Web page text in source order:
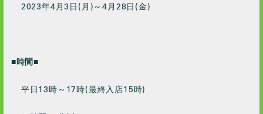
2023年4月3日(月)～4月28日(金)
■時間■
平日13時～17時(最終入店15時)